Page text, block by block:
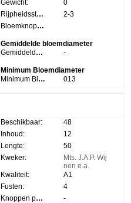
Gewicht:
0
Rijpheidsstadium:
2-3
Bloemknop Hoogte:
Gemiddelde bloemdiameter
Gemiddelde bloemdiameter:
-
Minimum Bloemdiameter
Minimum Bloemdiameter:
013
Beschikbaar:
48
Inhoud:
12
Lengte:
50
Kweker:
Mts. J.A.P. Wij
nen e.a.
Kwaliteit:
A1
Fusten:
4
Knoppen per steel:
-